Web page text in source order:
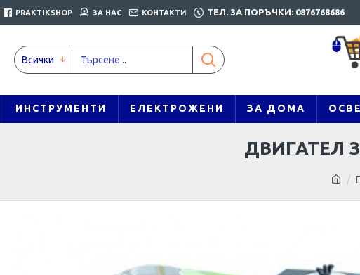
PRAKTIKSHOP ЗА НАС КОНТАКТИ ТЕЛ. ЗА ПОРЪЧКИ: 0876768686
Всички
ИНСТРУМЕНТИ ЕЛЕКТРОЖЕНИ ЗА ДОМА
ДВИГАТЕЛ